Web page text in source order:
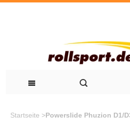
Startseite >Powerslide Phuzion D1/